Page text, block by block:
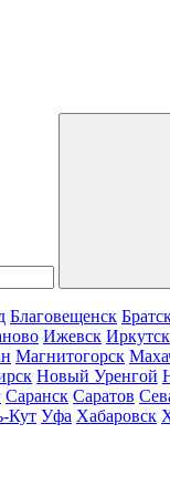
Благовещенск
Ижевск Иркутск
Магнитогорск
Новый Уренгой
Саранск Саратов
Кут Уфа Хабаровск